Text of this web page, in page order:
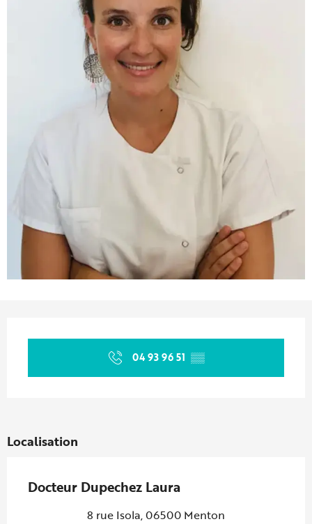
04 93 96 51 ▒▒
Localisation
Docteur Dupechez Laura
8 rue Isola, 06500 Menton